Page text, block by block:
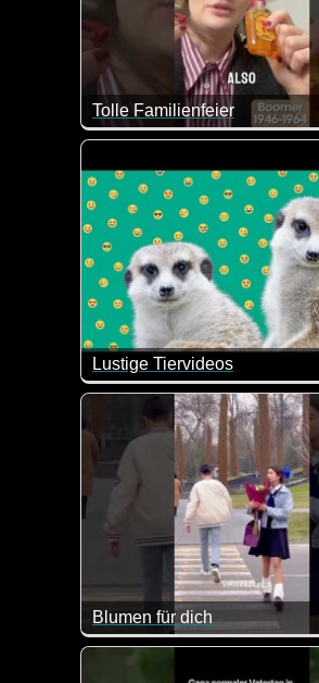
Tolle Familienfeier
Das mag ein Teenager doch
Lustige Tiervideos
Es macht einfach Spaß,
Blumen für dich